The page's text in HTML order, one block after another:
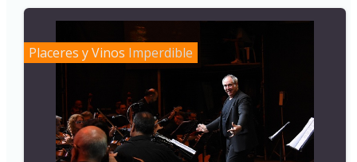
Placeres y Vinos Imperdible